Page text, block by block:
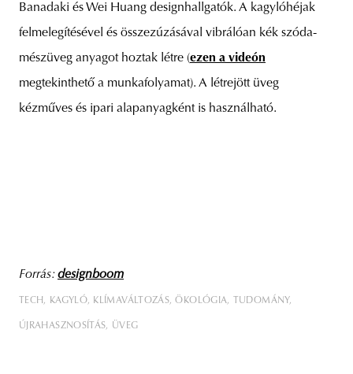
Banadaki és Wei Huang designhallgatók. A kagylóhéjak
felmelegítésével és összezúzásával vibrálóan kék szóda-
mészüveg anyagot hoztak létre (ezen a videón
megtekinthető a munkafolyamat). A létrejött üveg
kézműves és ipari alapanyagként is használható.
Forrás:designboom
TECH KAGYLÓ KLÍMAVÁLTOZÁS ÖKOLÓGIA TUDOMÁNY
ÚJRAHASZNOSÍTÁS ÜVEG